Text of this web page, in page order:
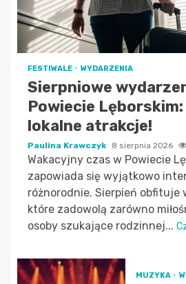
FESTIWALE WYDARZENIA
Sierpniowe
Powiecie
lokalne atrakcje!
Paulina Krawczyk 8 sierpnia 2026
Wakacyjny czas w Powiecie
zapowiada się wyjątkowo
różnorodnie. Sierpień obfituje
które zadowolą zarówno
osoby szukające rodzinnej...
MUZYKA